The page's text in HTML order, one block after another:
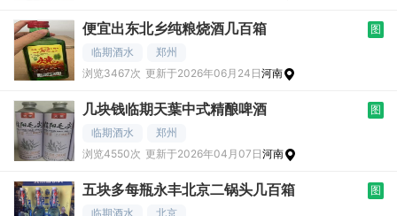
便宜出东北乡纯粮烧酒几百箱
图
临期酒水
郑州
浏览3467次 更新于2026年06月24日河南
几块钱临期天葉中式精酿啤酒
图
临期酒水
郑州
浏览4550次 更新于2026年04月07日河南
五块多每瓶永丰北京二锅头几百箱
图
临期酒水
北京